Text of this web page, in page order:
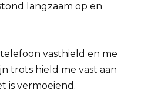
langzaam op en
vasthield en me
trots hield me vast aan
is vermoeiend.